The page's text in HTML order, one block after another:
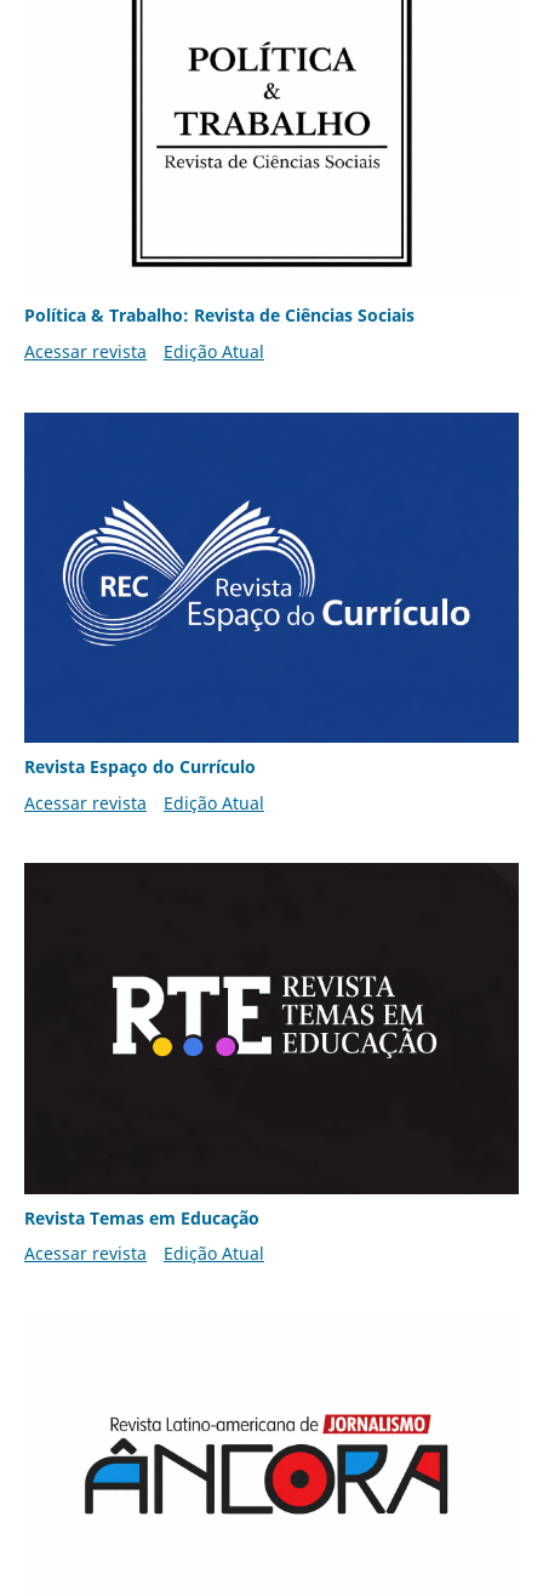
Política & Trabalho: Revista de Ciências Sociais
Acessar revista
Edição Atual
Revista Espaço do Currículo
Acessar revista
Edição Atual
Revista Temas em Educação
Acessar revista
Edição Atual